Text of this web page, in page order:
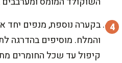
בקערה נוספת, מנפים
והמלח. מוסיפים בהדרגה
קיפול עד שכל החומרים